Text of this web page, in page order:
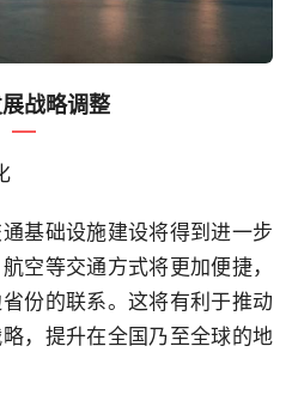
战略调整
基础设施建设将得到进一步
空等交通方式将更加便捷，
份的联系。这将有利于推动
，提升在全国乃至全球的地